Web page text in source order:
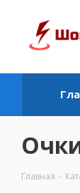
Главная -